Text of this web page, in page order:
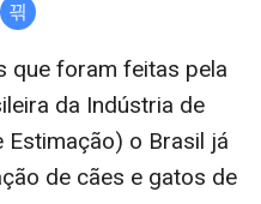
que foram feitas pela
da Indústria de
Estimação) o Brasil já
de cães e gatos de